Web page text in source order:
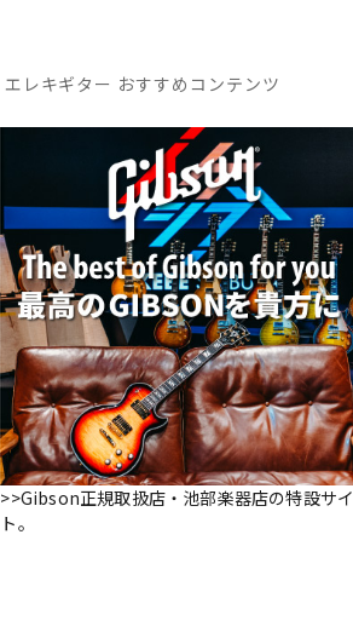
エレキギター おすすめコンテンツ
>>Gibson正規取扱店・池部楽器店の特設サイ
ト。